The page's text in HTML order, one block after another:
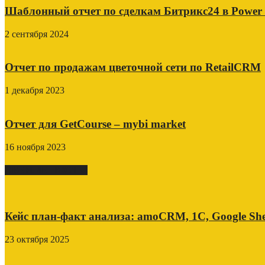
Шаблонный отчет по сделкам Битрикс24 в
2 сентября 2024
Отчет по продажам цветочной сети по RetailCRM
1 декабря 2023
Отчет для GetCourse – mybi market
16 ноября 2023
Кейс план-факт анализа: amoCRM, 1C, Google
23 октября 2025